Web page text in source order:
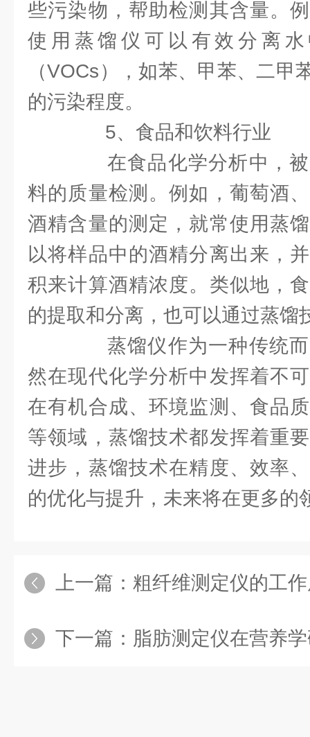
些污染物，帮助检测其含量。
使用蒸馏仪可以有效分离
（VOCs），如苯、甲苯、二甲
的污染程度。
5、食品和饮料行业
在食品化学分析中，被
料的质量检测。例如，葡萄酒
酒精含量的测定，就常使用蒸
以将样品中的酒精分离出来，
积来计算酒精浓度。类似地，
的提取和分离，也可以通过蒸馏
蒸馏仪作为一种传统而
然在现代化学分析中发挥着不
在有机合成、环境监测、食品
等领域，蒸馏技术都发挥着重
进步，蒸馏技术在精度、效率
的优化与提升，未来将在更多的
上一篇： 粗纤维测定仪的工
下一篇： 脂肪测定仪在营养